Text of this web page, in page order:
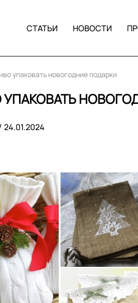
СТАТЬИ НОВОСТИ
упаковать новогодние подарки
24.01.2024